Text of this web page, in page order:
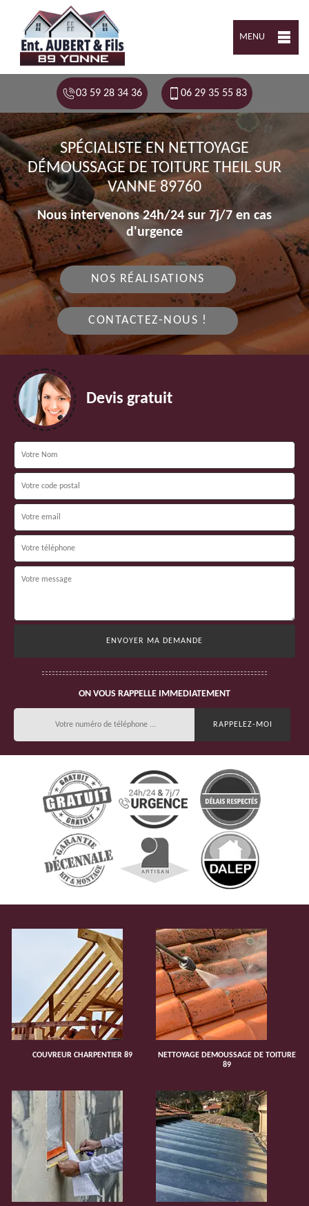
MENU
03 59 28 34 36 06 29 35 55 83
SPÉCIALISTE EN NETTOYAGE
DÉMOUSSAGE DE TOITURE THEIL SUR
VANNE 89760
Nous intervenons 24h/24 sur 7j/7 en cas
d'urgence
NOS RÉALISATIONS
CONTACTEZ-NOUS !
Devis gratuit
ON VOUS RAPPELLE IMMEDIATEMENT
COUVREUR CHARPENTIER 89
NETTOYAGE DEMOUSSAGE DE TOITURE
89